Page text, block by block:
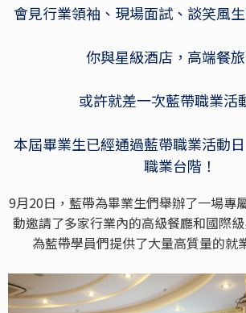
會見行業領袖、現場面試、談笑風
你與星級酒店，高端餐旅
或許就差一次藍帶職業活
本屆畢業生已經通過藍帶職業活動
職業台階！
9月20日，藍帶為畢業生們舉辦了一場專
動邀請了多家行業內的高級餐廳和國際
為藍帶學員們提供了大量高質量的就